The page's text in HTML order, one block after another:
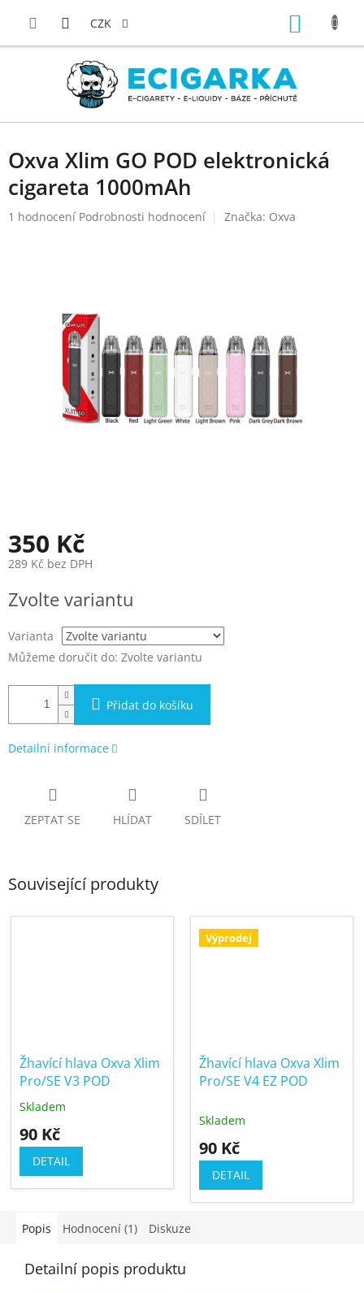
CZK
Oxva Xlim GO POD elektronická
cigareta 1000mAh
Průměrné
hvězdiček.
1 hodnocení Podrobnosti hodnocení Značka: Oxva
350 Kč
289 Kč bez DPH
cena:
Zvolte variantu
Varianta
Můžeme doručit do: Zvolte variantu
Přidat do košíku
Detailní informace
ZEPTAT SE HLÍDAT SDÍLET
Související produkty
Žhavící hlava Oxva Xlim
Pro/SE V3 POD
Průměrné
produktu
5,0
z
Skladem
90 Kč
DETAIL
Výprodej
Žhavící hlava Oxva Xlim
Pro/SE V4 EZ POD
Skladem
90 Kč
DETAIL
Popis Hodnocení (1) Diskuze
Detailní popis produktu